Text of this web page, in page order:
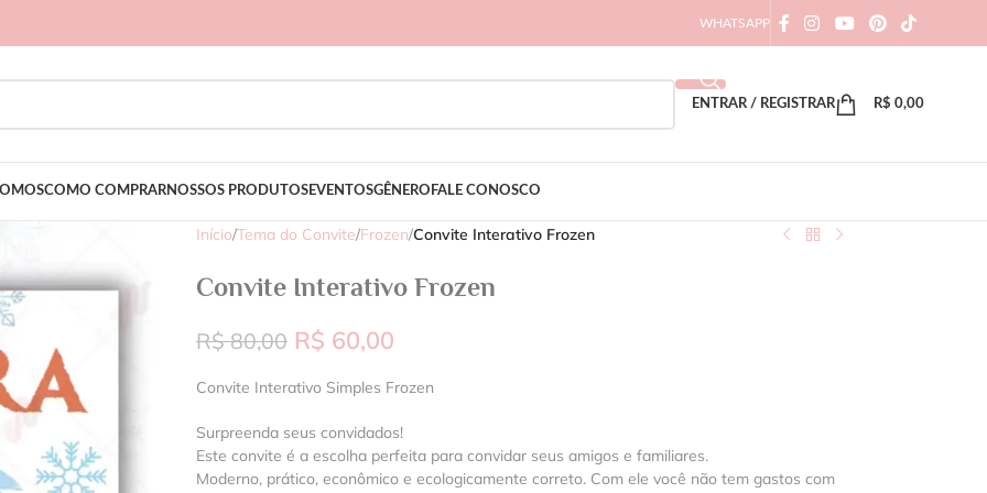
WHATSAPP
ENTRAR / REGISTRAR R$ 0,00
COMO COMPRARNOSSOS PRODUTOSEVENTOSGÊNERO FALE CONOSCO
Início/Tema do Convite/Frozen/Convite Interativo Frozen
Convite Interativo Frozen
R$80,00 R$ 60,00
Convite Interativo Simples Frozen
Surpreenda seus convidados!
Este convite é a escolha perfeita para convidar seus amigos e familiares.
Moderno, prático, econômico e ecologicamente correto. Com ele você não tem gastos com